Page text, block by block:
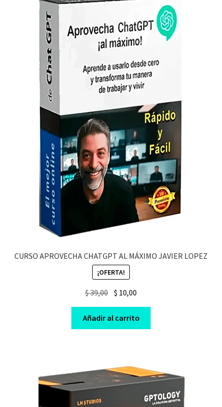
CURSO APROVECHA CHATGPT AL MÁXIMO JAVIER LOPEZ
¡OFERTA!
$39,00 Original
was:
$ 39,00.
$ 10,00
is:
$ 10,00.
Añadir al carrito